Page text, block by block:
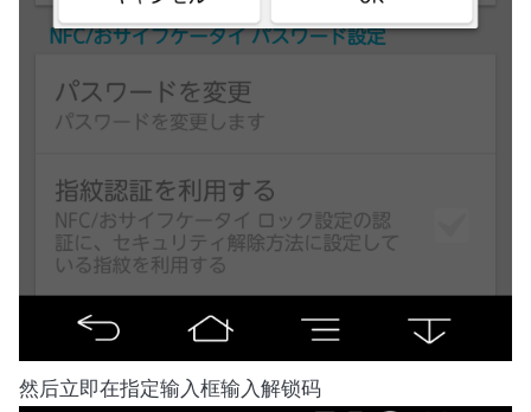
然后立即在指定输入框输入解锁码